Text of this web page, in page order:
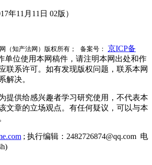
年11月11日 02版）
（知产法网）版权所有； 备案号： 京ICP备
单位使用本网稿件，请注明本网出处和作
联系许可。如有发现版权问题，联系本网
解决。
提供给感兴趣者学习研究使用，不代表本
文章的立场观点。有任何疑议，可以与本
; 执行编辑：2482726874@qq.com 电